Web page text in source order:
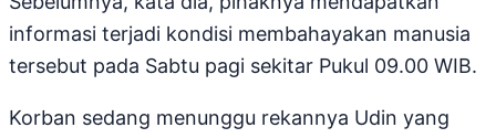
informasi terjadi kondisi membahayakan manusia
tersebut pada Sabtu pagi sekitar Pukul 09.00 WIB.
Korban sedang menunggu rekannya Udin yang